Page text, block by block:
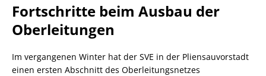
Fortschritte beim Ausbau der
Oberleitungen
Im vergangenen Winter hat der SVE in der Pliensauvorstadt
einen ersten Abschnitt des Oberleitungsnetzes